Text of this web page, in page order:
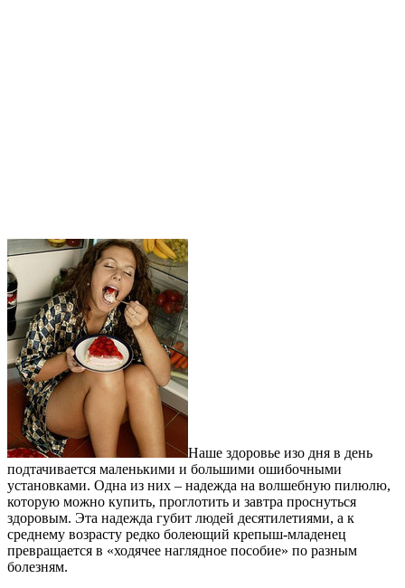
Наше здоровье изо дня в день
подтачивается маленькими и большими ошибочными
установками. Одна из них – надежда на волшебную пилюлю,
которую можно купить, проглотить и завтра проснуться
здоровым. Эта надежда губит людей десятилетиями, а к
среднему возрасту редко болеющий крепыш-младенец
превращается в «ходячее наглядное пособие» по разным
болезням.